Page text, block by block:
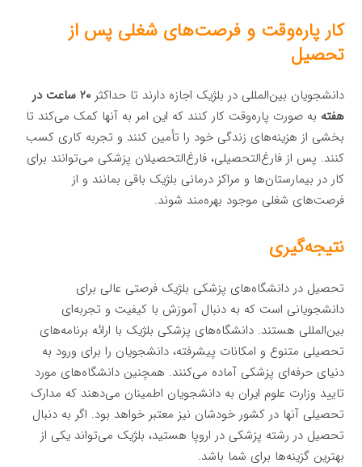
کار پاره‌وقت و فرصت‌های شغلی پس از
تحصیل
دانشجویان بین‌المللی در بلژیک اجازه دارند تا حداکثر
۲۰ ساعت در
هفته به صورت پاره‌وقت کار کنند که این امر به آنها کمک می‌کند تا
بخشی از هزینه‌های زندگی خود را تأمین کنند و تجربه کاری کسب
کنند. پس از فارغ‌التحصیلی، فارغ‌التحصیلان پزشکی می‌توانند برای
کار در بیمارستان‌ها و مراکز درمانی بلژیک باقی بمانند و از
فرصت‌های شغلی موجود بهره‌مند شوند.
نتیجه‌گیری
تحصیل در دانشگاه‌های پزشکی بلژیک فرصتی عالی برای
دانشجویانی است که به دنبال آموزش با کیفیت و تجربه‌ای
بین‌المللی هستند. دانشگاه‌های پزشکی بلژیک با ارائه برنامه‌های
تحصیلی متنوع و امکانات پیشرفته، دانشجویان را برای ورود به
دنیای حرفه‌ای پزشکی آماده می‌کنند. همچنین دانشگاه‌های مورد
تایید وزارت علوم ایران به دانشجویان اطمینان می‌دهند که مدارک
تحصیلی آنها در کشور خودشان نیز معتبر خواهد بود. اگر به دنبال
تحصیل در رشته پزشکی در اروپا هستید، بلژیک می‌تواند یکی از
بهترین گزینه‌ها برای شما باشد.